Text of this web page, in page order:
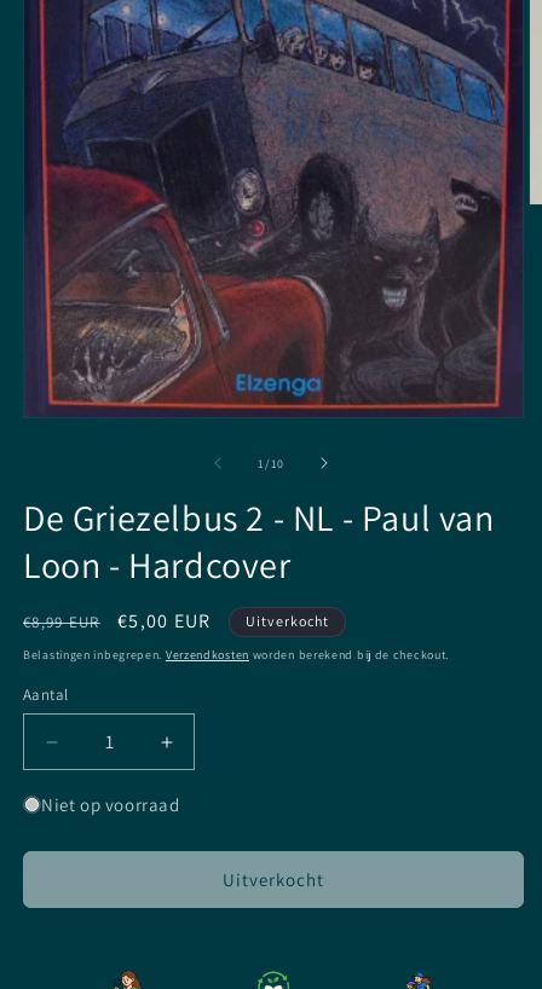
1/van
10
De Griezelbus 2 - NL - Paul van
Loon - Hardcover
Normale
prijs
€8,99 EUR Aanbiedingsprijs
€5,00 EUR Uitverkocht
Belastingen inbegrepen. Verzendkosten worden berekend bij de checkout.
Aantal
Aantal
Aantal
verlagen
voor
Griezelbus
-
Aantal
verhogen
voor
Griezelbus
-
Niet op voorraad
Uitverkocht